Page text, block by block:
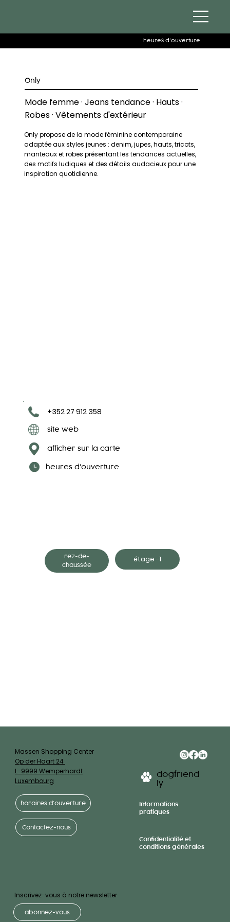
heures d'ouverture
Only
Mode femme · Jeans tendance · Hauts ·
Robes · Vêtements d'extérieur
Only propose de la mode féminine contemporaine
adaptée aux styles jeunes : denim, jupes, hauts, tricots,
manteaux et robes présentant les tendances actuelles,
des motifs ludiques et des détails audacieux pour une
inspiration quotidienne.
+352 27 912 358
site web
afficher sur la carte
heures d'ouverture
rez-de-
chaussée
étage -1
Inscrivez-vous à notre newsletter
abonnez-vous
dogfriend
ly
Informations
pratiques
Confidentialité et
conditions générales
Massen Shopping Center
Op der Haart 24
L-9999 Wemperhardt
Luxembourg
horaires d’ouverture
Contactez-nous